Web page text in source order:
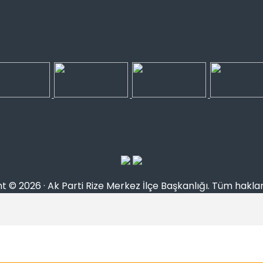
© 2026 · Ak Parti Rize Merkez İlçe Başkanlığı. Tüm